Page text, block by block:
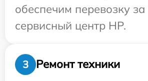
обеспечим перевозку
сервисный центр HP.
3
Ремонт техники